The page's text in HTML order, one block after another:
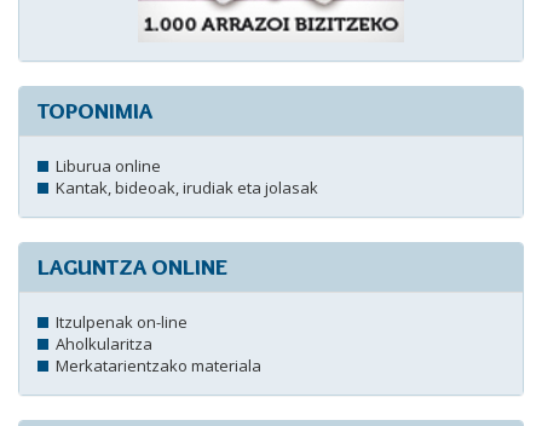
TOPONIMIA
Liburua online
Kantak, bideoak, irudiak eta jolasak
LAGUNTZA ONLINE
Itzulpenak on-line
Aholkularitza
Merkatarientzako materiala